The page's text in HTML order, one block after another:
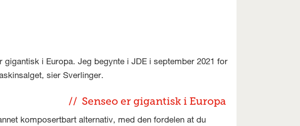
i Europa. Jeg begynte i JDE i september 2021 for
sier Sverlinger.
Senseo er gigantisk i Europa
komposertbart alternativ, med den fordelen at du